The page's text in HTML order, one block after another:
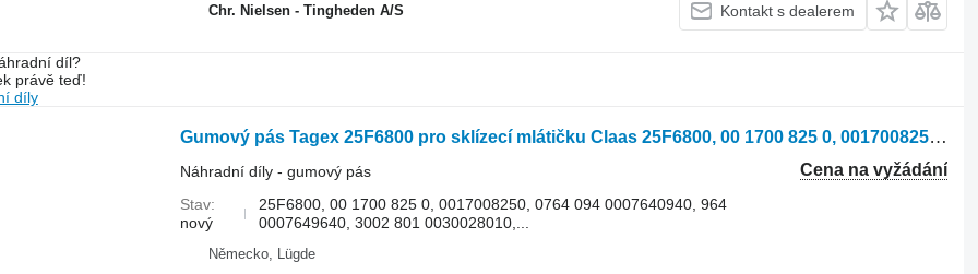
Chr. Nielsen - Tingheden A/S Kontakt s dealerem
díl?
právě teď!
díly
Gumový pás Tagex 25F6800 pro sklízecí mlátičku Claas 25F6800, 00 1700 825 0, 0017008250, 00 0764 094 0, 0007640940, 00 0764 964 0, 0007649640, 00 3002 801 0, 0030028010 für CLAAS Lexion 460-450 / 480 / 560-540 / 570 / 580 / 600 / 670-640 / 750-740 / 750-740 Australia / 760 / 760-740 / 770 / 780-770 / 5500-5300 / 6900-6600 / 7500-7400 / 7700-7400 / 8800-8500 / 8900-8600 CLAAS Trion 540-520 / 660-640 / 750-710
Cena na vyžádání
Náhradní díly - gumový pás
Stav
nový
25F6800, 00 1700 825 0, 0017008250, 0764 094 0007640940, 964
0007649640, 3002 801 0030028010,...
Německo, Lügde